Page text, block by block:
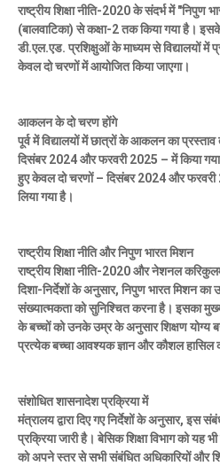
राष्ट्रीय शिक्षा नीति-2020 के संदर्भ में "निपुण
(बालवाटिका) से कक्षा-2 तक किया गया है।
डी.एल.एड. प्रशिक्षुओं के माध्यम से विद्यालयों
केवल दो चरणों में आयोजित किया जाएगा।
आकलन के दो चरण होंगे
पूर्व में विद्यालयों में छात्रों के आकलन का
दिसंबर 2024 और फरवरी 2025 – में किया
हुए केवल दो चरणों – दिसंबर 2024 और
लिया गया है।
राष्ट्रीय शिक्षा नीति और निपुण भारत मिशन
राष्ट्रीय शिक्षा नीति-2020 और नेशनल
दिशा-निर्देशों के अनुसार, निपुण भारत मिशन का
संख्यात्मकता को सुनिश्चित करना है। इसका
के बच्चों को उनके उम्र के अनुसार शिक्षण योग्य
प्रत्येक बच्चा आवश्यक ज्ञान और कौशल
संशोधित शासनादेश प्रक्रिया में
मंत्रालय द्वारा दिए गए निर्देशों के अनुसार, इस
प्रक्रिया जारी है। बेसिक शिक्षा विभाग को यह
को अपने स्तर से सभी संबंधित अधिकारियों और